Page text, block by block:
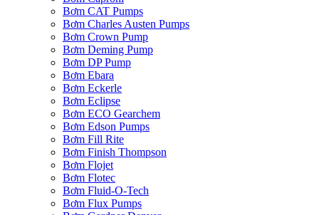
Bơm CAT Pumps
Bơm Charles Austen Pumps
Bơm Crown Pump
Bơm Deming Pump
Bơm DP Pump
Bơm Ebara
Bơm Eckerle
Bơm Eclipse
Bơm ECO Gearchem
Bơm Edson Pumps
Bơm Fill Rite
Bơm Finish Thompson
Bơm Flojet
Bơm Flotec
Bơm Fluid-O-Tech
Bơm Flux Pumps